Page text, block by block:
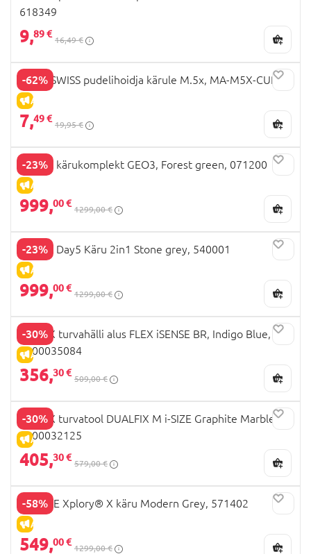
618349
9,89 €
16,49 €
-62%
ALLAHINDLUS
MAST SWISS pudelihoidja kärule M.5x, MA-M5X-CUP
7,49 €
19,95 €
-23%
ALLAHINDLUS
JOOLZ kärukomplekt GEO3, Forest green, 071200
999,00 €
1299,00 €
-23%
ALLAHINDLUS
JOOLZ Day5 Käru 2in1 Stone grey, 540001
999,00 €
1299,00 €
-30%
ALLAHINDLUS
BRITAX turvahälli alus FLEX iSENSE BR, Indigo Blue,
2000035084
356,30 €
509,00 €
-30%
ALLAHINDLUS
BRITAX turvatool DUALFIX M i-SIZE Graphite Marble
2000032125
405,30 €
579,00 €
-58%
ALLAHINDLUS
STOKKE Xplory® X käru Modern Grey, 571402
549,00 €
1299,00 €